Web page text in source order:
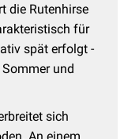
die Rutenhirse
für
spät erfolgt -
und
sich